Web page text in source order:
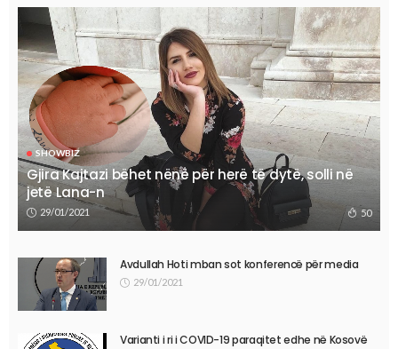
SHOWBIZ
Gjira Kajtazi bëhet nënë për herë të dytë, solli në
jetë Lana-n
29/01/2021 50
Avdullah Hoti mban sot konferencë për media
29/01/2021
Varianti i ri i COVID-19 paraqitet edhe në Kosovë